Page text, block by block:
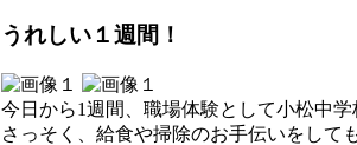
うれしい１週間！
今日から1週間、職場体験として小松中
さっそく、給食や掃除のお手伝いをして